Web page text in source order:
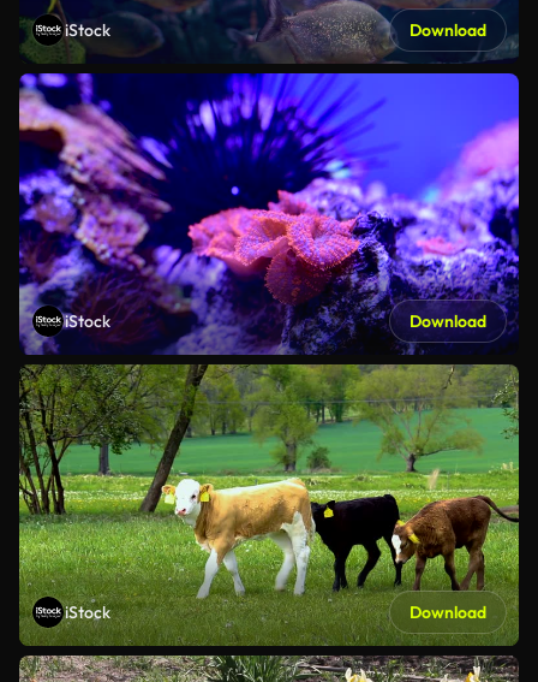
iStock Download
iStock Download
iStock Download